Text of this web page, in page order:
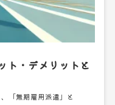
ト・デメリットと
「無期雇用派遣」と